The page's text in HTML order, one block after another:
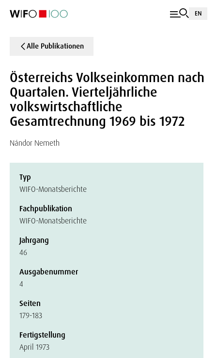
EN
Alle Publikationen
Österreichs Volkseinkommen nach
Quartalen. Vierteljährliche
volkswirtschaftliche
Gesamtrechnung 1969 bis 1972
Nándor Nemeth
Typ
WIFO-Monatsberichte
Fachpublikation
WIFO-Monatsberichte
Jahrgang
46
Ausgabenummer
4
Seiten
179-183
Fertigstellung
April 1973